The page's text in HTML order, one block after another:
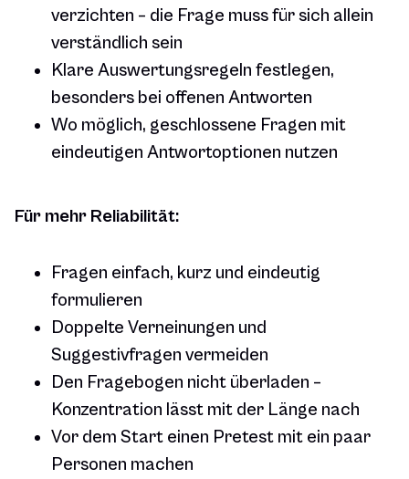
verzichten – die Frage muss für sich allein
verständlich sein
Klare Auswertungsregeln festlegen,
besonders bei offenen Antworten
Wo möglich, geschlossene Fragen mit
eindeutigen Antwortoptionen nutzen
Für mehr Reliabilität:
Fragen einfach, kurz und eindeutig
formulieren
Doppelte Verneinungen und
Suggestivfragen vermeiden
Den Fragebogen nicht überladen –
Konzentration lässt mit der Länge nach
Vor dem Start einen Pretest mit ein paar
Personen machen